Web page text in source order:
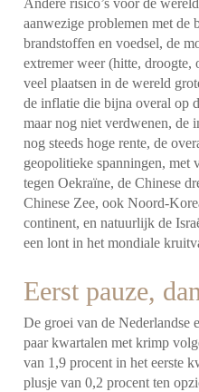
Andere risico’s voor de
aanwezige problemen met de
brandstoffen en voedsel, de
extremer weer (hitte, droogte,
veel plaatsen in de wereld
de inflatie die bijna overal op
maar nog niet verdwenen, de
nog steeds hoge rente, de
geopolitieke spanningen, met
tegen Oekraïne, de Chinese
Chinese Zee, ook Noord-
continent, en natuurlijk de
een lont in het mondiale
Eerst pauze,
De groei van de Nederlandse
paar kwartalen met krimp
van 1,9 procent in het eerste
plusje van 0,2 procent ten